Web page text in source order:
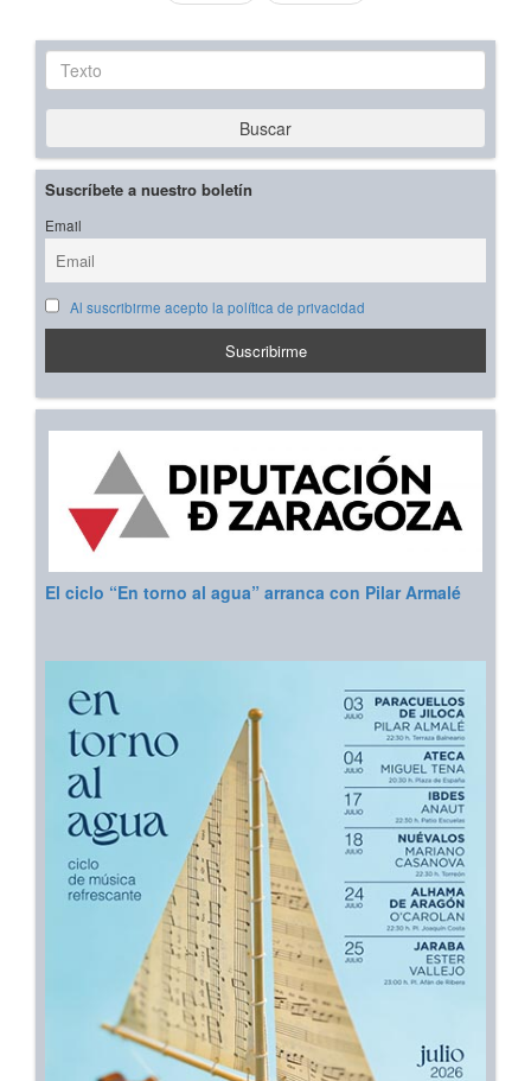
Texto
Buscar
Suscríbete a nuestro boletín
Email
Al suscribirme acepto la política de privacidad
El ciclo “En torno al agua” arranca con Pilar Armalé